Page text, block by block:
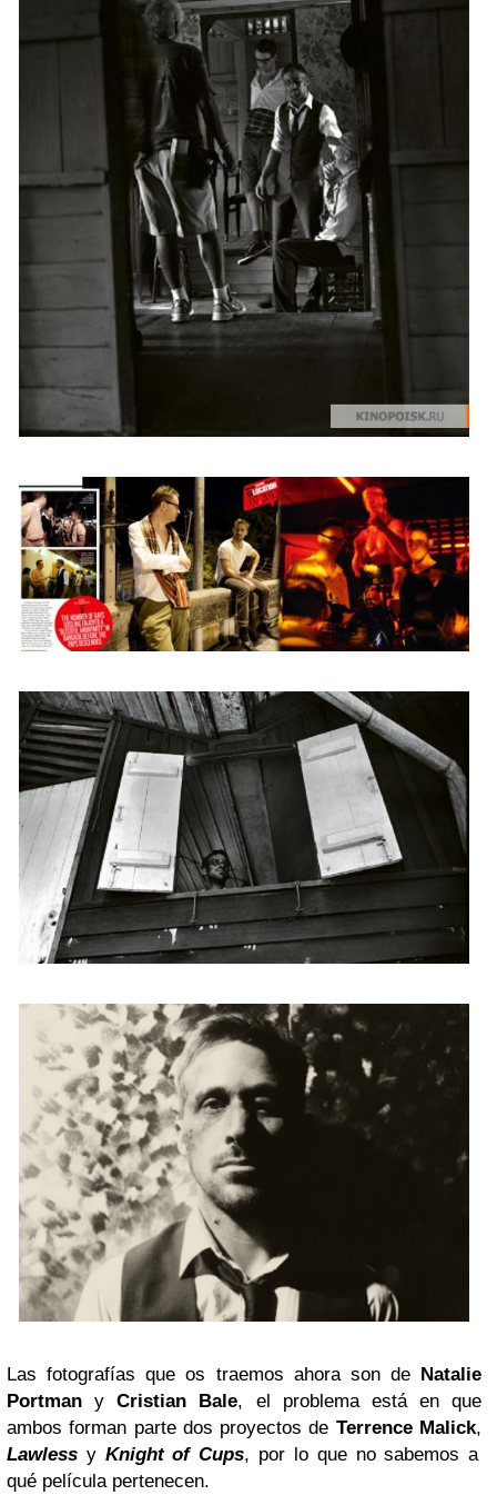
Las fotografías que os traemos ahora son de Natalie
Portman yCristian Bale, el problema está en que
ambos forman parte dos proyectos de Terrence Malick,
Lawless y Knight of Cups, por lo que no sabemos a
qué película pertenecen.